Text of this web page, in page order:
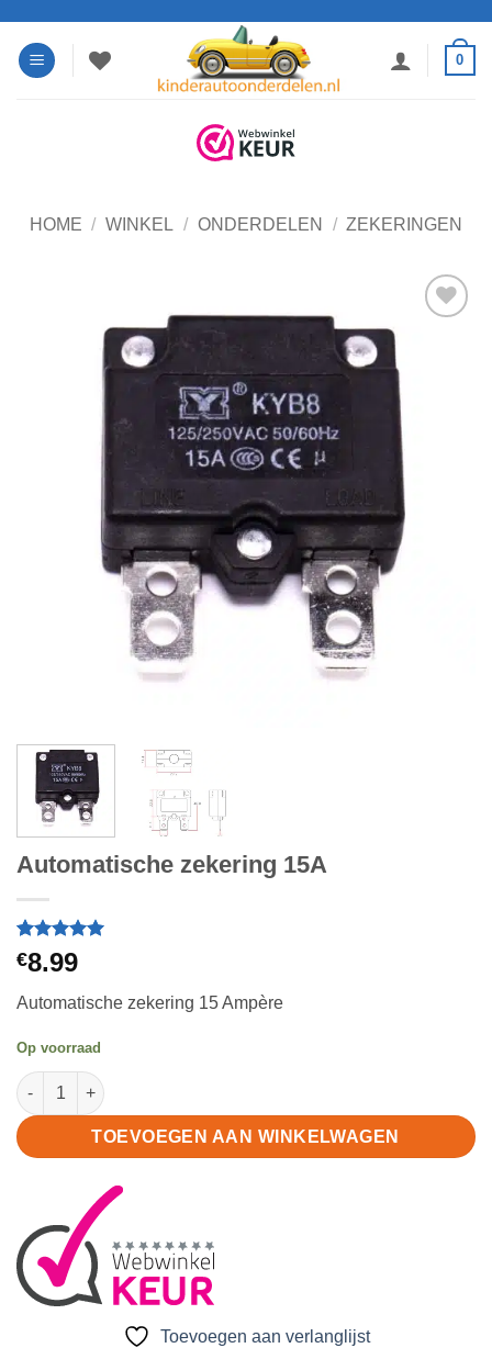
naar
inhoud
0
HOME / WINKEL / ONDERDELEN / ZEKERINGEN
Toevoegen
verlanglijst
Automatische zekering 15A
Gewaardeerd
5op 5
op
1
klant
€8.99
Automatische zekering 15 Ampère
Op voorraad
Automatische zekering 15A aantal
TOEVOEGEN AAN WINKELWAGEN
Toevoegen aan verlanglijst